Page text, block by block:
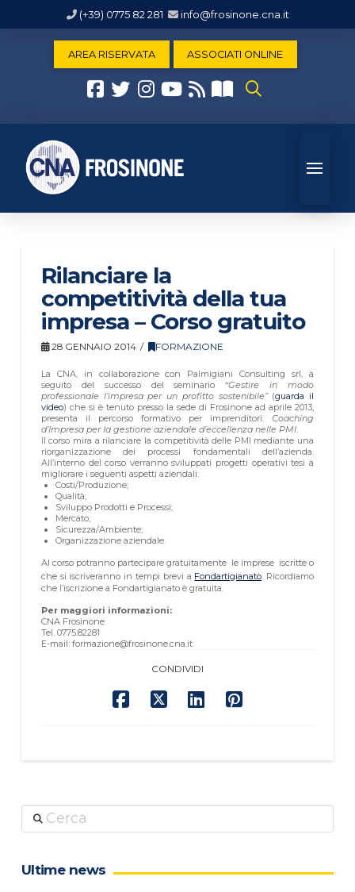
(+39) 0775 82 281 info@frosinone.cna.it
AREA RISERVATA ASSOCIATI ONLINE
Rilanciare la
competitività della tua
impresa – Corso gratuito
28 GENNAIO 2014 FORMAZIONE
La CNA, in collaborazione con Palmigiani Consulting srl, a
seguito del successo del seminario “Gestire in modo
professionale l’impresa per un profitto sostenibile”(guarda il
video) che si è tenuto presso la sede di Frosinone ad aprile 2013,
presenta il percorso formativo per imprenditori:Coaching
d’Impresa per la gestione aziendale d’eccellenza nelle PMI.
Il corso mira a rilanciare la competitività delle PMI mediante una
riorganizzazione dei processi fondamentali dell’azienda.
All’interno del corso verranno sviluppati progetti operativi tesi a
migliorare i seguenti aspetti aziendali:
Costi/Produzione;
Qualità;
Sviluppo Prodotti e Processi;
Mercato;
Sicurezza/Ambiente;
Organizzazione aziendale.
Al corso potranno partecipare gratuitamente le imprese iscritte o
che si iscriveranno in tempi brevi a Fondartigianato. Ricordiamo
che l’iscrizione a Fondartigianato è gratuita.
Per maggiori informazioni:
CNA Frosinone
Tel. 0775.82281
E-mail: formazione@frosinone.cna.it
CONDIVIDI
Cerca
Ultime news